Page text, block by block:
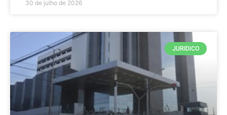
30 de julho de 2026
JURIDICO